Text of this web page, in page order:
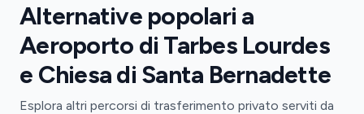
Alternative popolari a
Aeroporto di Tarbes Lourdes
e Chiesa di Santa Bernadette
Esplora altri percorsi di trasferimento privato serviti da